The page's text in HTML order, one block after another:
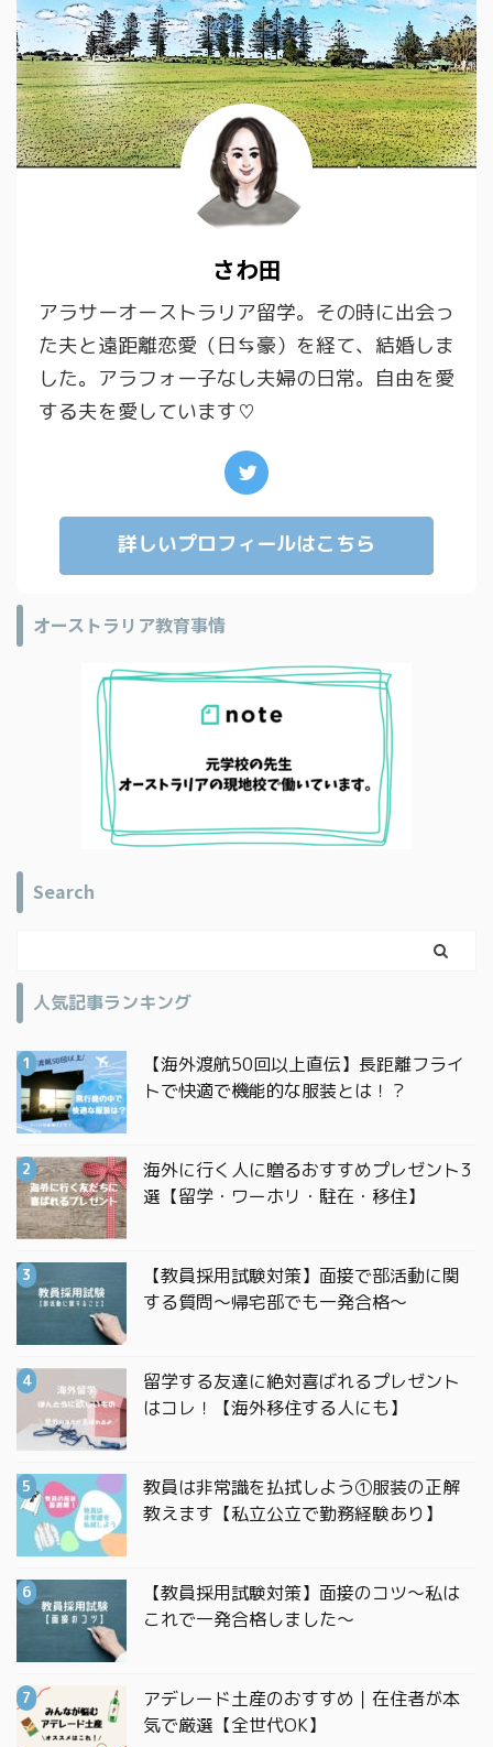
さわ田
アラサーオーストラリア留学。その時に出会っ
た夫と遠距離恋愛（日⇆豪）を経て、結婚しま
した。アラフォー子なし夫婦の日常。自由を愛
する夫を愛しています♡
詳しいプロフィールはこちら
オーストラリア教育事情
Search
人気記事ランキング
【海外渡航50回以上直伝】長距離フライ
トで快適で機能的な服装とは！？
海外に行く人に贈るおすすめプレゼント3
選【留学・ワーホリ・駐在・移住】
【教員採用試験対策】面接で部活動に関
する質問〜帰宅部でも一発合格〜
留学する友達に絶対喜ばれるプレゼント
はコレ！【海外移住する人にも】
教員は非常識を払拭しよう①服装の正解
教えます【私立公立で勤務経験あり】
【教員採用試験対策】面接のコツ〜私は
これで一発合格しました〜
アデレード土産のおすすめ｜在住者が本
気で厳選【全世代OK】